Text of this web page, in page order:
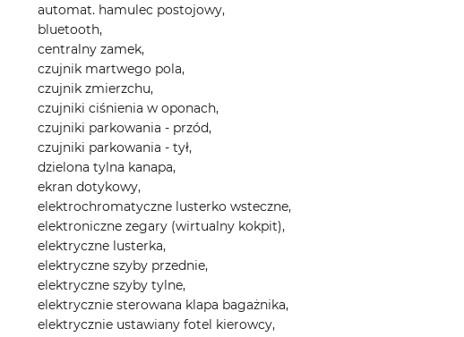
automat. hamulec postojowy,
bluetooth,
centralny zamek,
czujnik martwego pola,
czujnik zmierzchu,
czujniki ciśnienia w oponach,
czujniki parkowania - przód,
czujniki parkowania - tył,
dzielona tylna kanapa,
ekran dotykowy,
elektrochromatyczne lusterko wsteczne,
elektroniczne zegary (wirtualny kokpit),
elektryczne lusterka,
elektryczne szyby przednie,
elektryczne szyby tylne,
elektrycznie sterowana klapa bagażnika,
elektrycznie ustawiany fotel kierowcy,